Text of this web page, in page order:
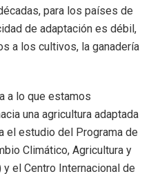
para los países de
de adaptación es débil,
a los cultivos, la ganadería
a lo que estamos
una agricultura adaptada
el estudio del Programa de
Climático, Agricultura y
y el Centro Internacional de